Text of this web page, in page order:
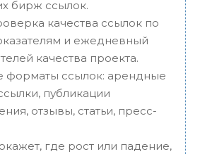
бирж ссылок.
качества ссылок по
и ежедневный
качества проекта.
форматы ссылок: арендные
публикации
отзывы, статьи, пресс-
где рост или падение,